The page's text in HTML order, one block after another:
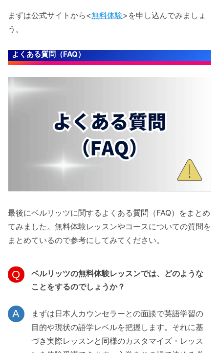
まずは公式サイトから<無料体験>を申し込んでみましょ
う。
よくある質問（FAQ）
最後にベルリッツに関するよくある質問（FAQ）をまとめ
てみました。無料体験レッスンやコースについての質問を
まとめているので参考にしてみてください。
ベルリッツの無料体験レッスンでは、どのような
ことをするのでしょうか？
まずは日本人カウンセラーとの面談で英語学習の
目的や現状の語学レベルを把握します。それに基
づき実際レッスンと同様のカスタマイズ・レッス